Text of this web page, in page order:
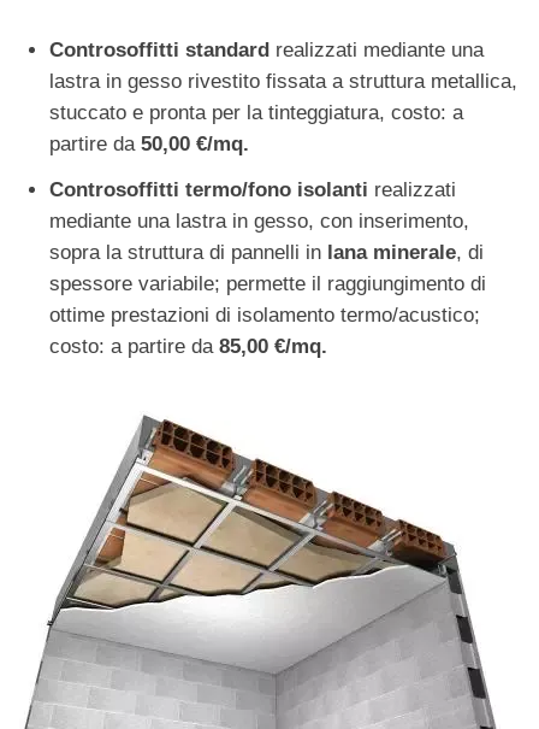
Controsoffitti standard realizzati mediante una
lastra in gesso rivestito fissata a struttura metallica,
stuccato e pronta per la tinteggiatura, costo: a
partire da 50,00 €/mq.
Controsoffitti termo/fono isolanti realizzati
mediante una lastra in gesso, con inserimento,
sopra la struttura di pannelli in lana minerale, di
spessore variabile; permette il raggiungimento di
ottime prestazioni di isolamento termo/acustico;
costo: a partire da 85,00 €/mq.